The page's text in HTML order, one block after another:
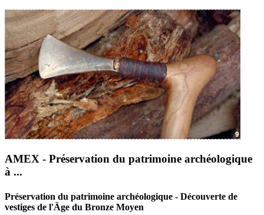
AMEX - Préservation du patrimoine archéologique
à ...
Préservation du patrimoine archéologique - Découverte de
vestiges de l'Äge du Bronze Moyen